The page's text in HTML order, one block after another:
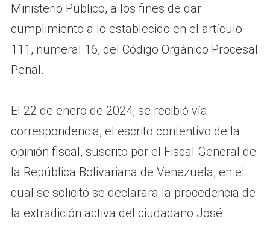
Ministerio Público, a los fines de dar
cumplimiento a lo establecido en el artículo
111, numeral 16, del Código Orgánico Procesal
Penal.
El 22 de enero de 2024, se recibió vía
correspondencia, el escrito contentivo de la
opinión fiscal, suscrito por el Fiscal General de
la República Bolivariana de Venezuela, en el
cual se solicitó se declarara la procedencia de
la extradición activa del ciudadano José